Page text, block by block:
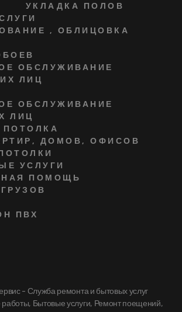
УКЛАДКА ПОЛОВ
, ОБЛИЦОВКА
ОБСЛУЖИВАНИЕ
ЛИЦ
ОБСЛУЖИВАНИЕ
ЛИЦ
ДОМОВ, ОФИСОВ
УСЛУГИ
ПОМОЩЬ
ПВХ
- Служба ремонта и бытовых услуг
Бытовые услуги, Ремонт поещений,